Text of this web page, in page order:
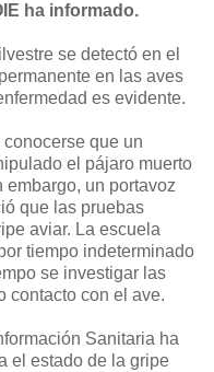
ha informado.
se detectó en el
en las aves
es evidente.
que un
el pájaro muerto
un portavoz
que las pruebas
aviar. La escuela
tiempo indeterminado
se investigar las
contacto con el ave.
Sanitaria ha
el estado de la gripe